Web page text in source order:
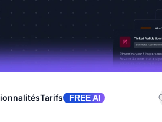
Tarifs FREE AI